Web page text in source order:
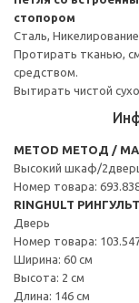
стопором
Сталь, Никелирование
Протирать тканью,
средством.
Вытирать чистой
METOD МЕТОД /
Высокий шкаф/
Номер товара:
RINGHULT РИНГУЛЬТ
Дверь
Номер товара:
Ширина: 60 см
Высота: 2 см
Длина: 146 см